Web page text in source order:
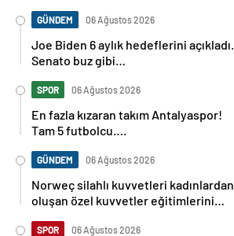
GÜNDEM 06 Ağustos 2026
Joe Biden 6 aylık hedeflerini açıkladı.
Senato buz gibi…
SPOR 06 Ağustos 2026
En fazla kızaran takım Antalyaspor!
Tam 5 futbolcu….
GÜNDEM 06 Ağustos 2026
Norweç silahlı kuvvetleri kadınlardan
oluşan özel kuvvetler eğitimlerini
SPOR 06 Ağustos 2026